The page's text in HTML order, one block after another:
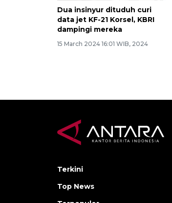
Dua insinyur dituduh curi
data jet KF-21 Korsel, KBRI
dampingi mereka
15 March 2024 16:01 WIB, 2024
Terkini
Top News